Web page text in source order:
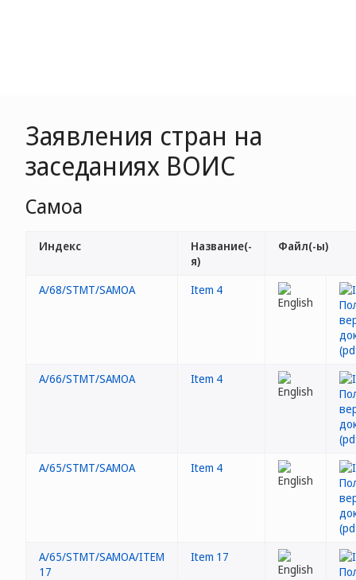
Заявления стран на
заседаниях ВОИС
Самоа
Индекс
Название(-
я)
Файл(-ы)
A/68/STMT/SAMOA Item 4
A/66/STMT/SAMOA Item 4
A/65/STMT/SAMOA Item 4
A/65/STMT/SAMOA/ITEM
17
Item 17